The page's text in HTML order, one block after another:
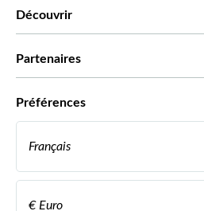
Découvrir
Partenaires
Devenir Fournisseur
Become a Distribution Partner
Préférences
Français
Italiano
€ Euro